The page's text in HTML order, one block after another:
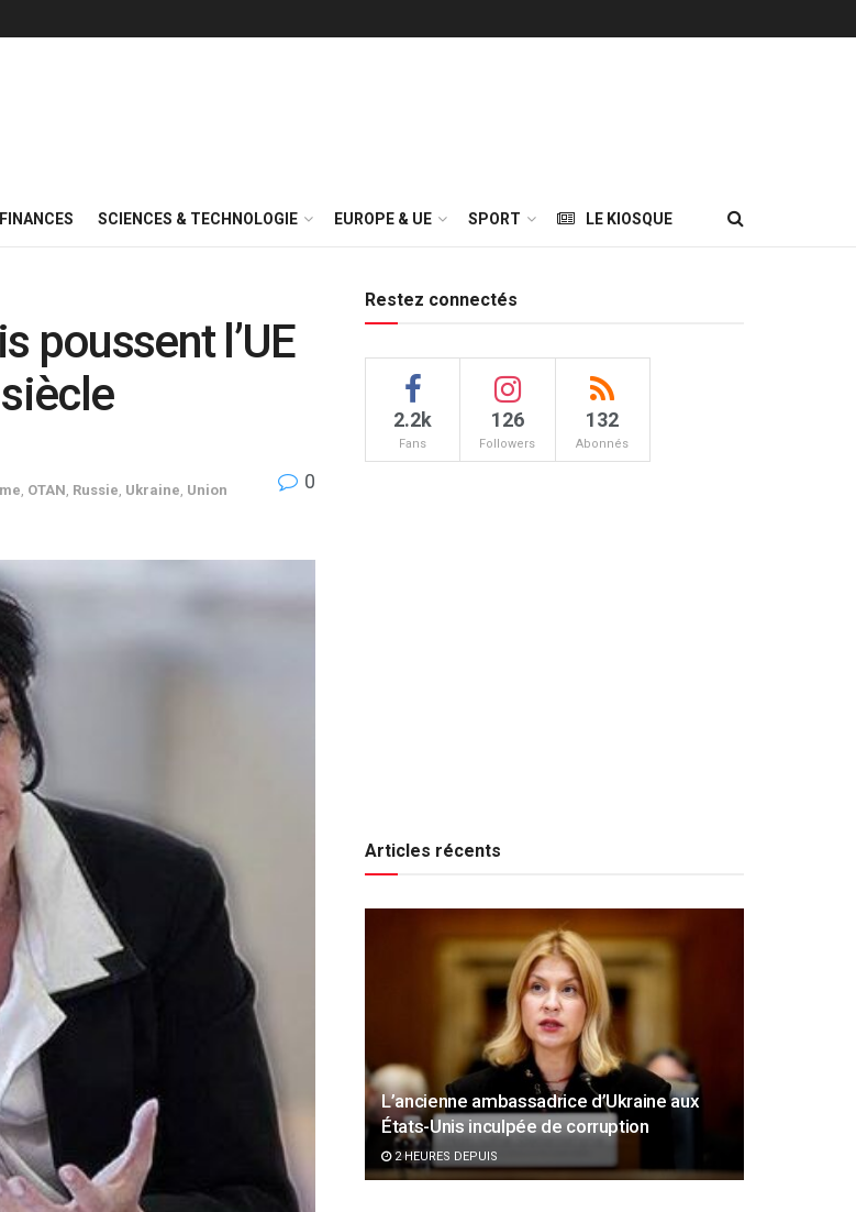
SCIENCES & TECHNOLOGIE EUROPE & UE SPORT LE KIOSQUE
poussent l’UE
OTAN Russie Ukraine Union
0
Restez connectés
2.2k
Fans
126
Followers
132
Abonnés
Articles récents
L’ancienne ambassadrice d’Ukraine aux
États-Unis inculpée de corruption
2 HEURES DEPUIS